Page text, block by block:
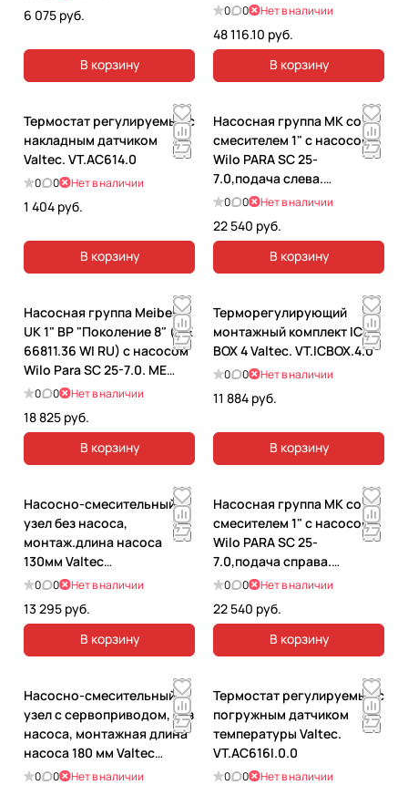
6 075 руб.
В корзину
0 0 Нет в наличии
48 116.10 руб.
В корзину
Термостат регулируемый с
накладным датчиком
Valtec. VT.AC614.0
0 0 Нет в наличии
1 404 руб.
В корзину
Насосная группа MK со
смесителем 1" с насосом
Wilo PARA SC 25-
7.0,подача слева.
MEL66831.36WI RU
0 0 Нет в наличии
22 540 руб.
В корзину
Насосная группа Meibes
UK 1" ВР "Поколение 8" (ME
66811.36 WI RU) с насосом
Wilo Para SC 25-7.0. ME
66811.36WI RU
0 0 Нет в наличии
18 825 руб.
В корзину
Терморегулирующий
монтажный комплект IC-
BOX 4 Valtec. VT.ICBOX.4.0
0 0 Нет в наличии
11 884 руб.
В корзину
Насосно-смесительный
узел без насоса,
монтаж.длина насоса
130мм Valtec
VT.VALMIX.0.130.
0 0 Нет в наличии
13 295 руб.
В корзину
Насосная группа MK со
смесителем 1" с насосом
Wilo PARA SC 25-
7.0,подача справа.
M66831.36WI RU
0 0 Нет в наличии
22 540 руб.
В корзину
Насосно-смесительный
узел с сервоприводом, без
насоса, монтажная длина
насоса 180 мм Valtec
COMBI.S. VT.COMBI.S.180
0 0 Нет в наличии
Термостат регулируемый с
погружным датчиком
температуры Valtec.
VT.AC616I.0.0
0 0 Нет в наличии